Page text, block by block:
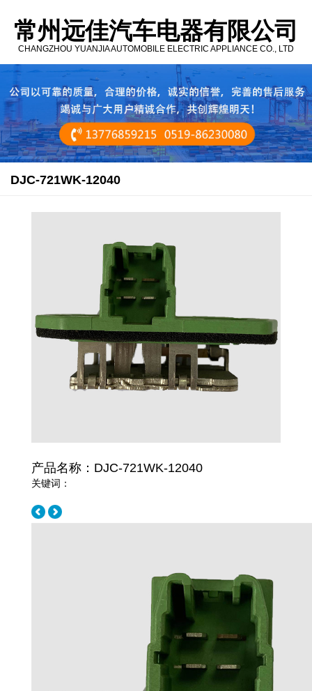
常州远佳汽车电器有限公司
CHANGZHOU YUANJIA AUTOMOBILE ELECTRIC APPLIANCE CO., LTD
DJC-721WK-12040
产品名称：DJC-721WK-12040
关键词：